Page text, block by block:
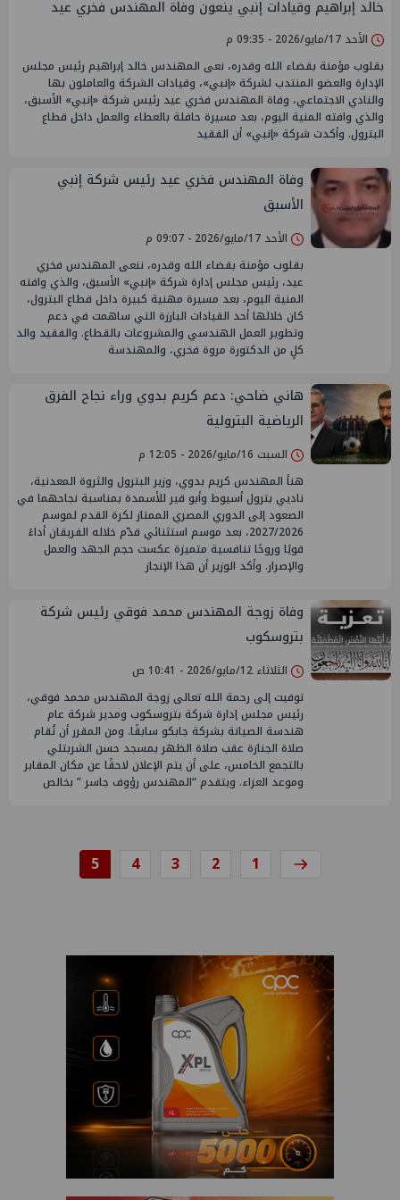
خالد إبراهيم وقيادات إنبي ينعون وفاة المهندس فخري عيد
الأحد 17/مايو/2026 - 09:35 م
بقلوب مؤمنة بقضاء الله وقدره، نعى المهندس خالد إبراهيم رئيس مجلس
الإدارة والعضو المنتدب لشركة «إنبي»، وقيادات الشركة والعاملون بها
والنادي الاجتماعي، وفاة المهندس فخري عيد رئيس شركة «إنبي» الأسبق،
والذي وافته المنية اليوم، بعد مسيرة حافلة بالعطاء والعمل داخل قطاع
البترول. وأكدت شركة «إنبي» أن الفقيد
وفاة المهندس فخري عيد رئيس شركة إنبي
الأسبق
الأحد 17/مايو/2026 - 09:07 م
بقلوب مؤمنة بقضاء الله وقدره، ننعى المهندس فخري
عيد، رئيس مجلس إدارة شركة «إنبي» الأسبق، والذي وافته
المنية اليوم، بعد مسيرة مهنية كبيرة داخل قطاع البترول،
كان خلالها أحد القيادات البارزة التي ساهمت في دعم
وتطوير العمل الهندسي والمشروعات بالقطاع. والفقيد والد
كلٍ من الدكتورة مروة فخري، والمهندسة
هاني ضاحي: دعم كريم بدوي وراء نجاح الفرق
الرياضية البترولية
السبت 16/مايو/2026 - 12:05 م
هنأ المهندس كريم بدوي، وزير البترول والثروة المعدنية،
ناديي بترول أسيوط وأبو قير للأسمدة بمناسبة نجاحهما في
الصعود إلى الدوري المصري الممتاز لكرة القدم لموسم
2027/2026، بعد موسم استثنائي قدّم خلاله الفريقان أداءً
قويًا وروحًا تنافسية متميزة عكست حجم الجهد والعمل
والإصرار. وأكد الوزير أن هذا الإنجاز
وفاة زوجة المهندس محمد فوقي رئيس شركة
بتروسكوب
الثلاثاء 12/مايو/2026 - 10:41 ص
توفيت إلى رحمة الله تعالى زوجة المهندس محمد فوقي،
رئيس مجلس إدارة شركة بتروسكوب ومدير شركة عام
هندسة الصيانة بشركة جابكو سابقًا. ومن المقرر أن تُقام
صلاة الجنازة عقب صلاة الظهر بمسجد حسن الشربتلي
بالتجمع الخامس، على أن يتم الإعلان لاحقًا عن مكان المقابر
وموعد العزاء. ويتقدم “المهندس رؤوف جاسر ” بخالص
1
2
3
4
5